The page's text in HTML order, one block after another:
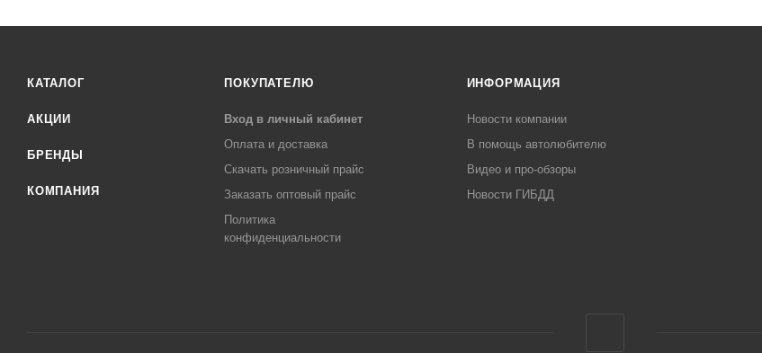
КАТАЛОГ
АКЦИИ
БРЕНДЫ
КОМПАНИЯ
ПОКУПАТЕЛЮ
Вход в личный кабинет
Оплата и доставка
Скачать розничный прайс
Заказать оптовый прайс
Политика
конфиденциальности
ИНФОРМАЦИЯ
Новости компании
В помощь автолюбителю
Видео и про-обзоры
Новости ГИБДД